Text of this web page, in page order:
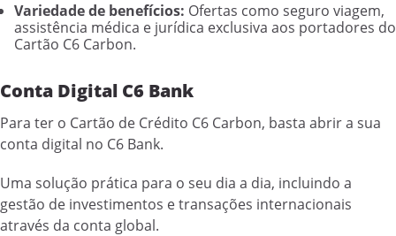
Variedade de benefícios: Ofertas como seguro viagem,
assistência médica e jurídica exclusiva aos portadores do
Cartão C6 Carbon.
Conta Digital C6 Bank
Para ter o Cartão de Crédito C6 Carbon, basta abrir a sua
conta digital no C6 Bank.
Uma solução prática para o seu dia a dia, incluindo a
gestão de investimentos e transações internacionais
através da conta global.